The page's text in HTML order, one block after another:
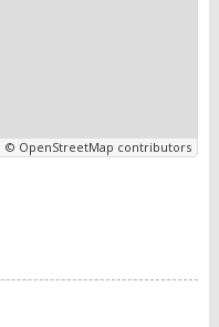
© OpenStreetMap contributors